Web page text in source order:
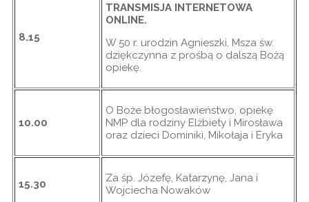
8.15
TRANSMISJA INTERNETOWA
ONLINE.
W 50 r. urodzin Agnieszki, Msza św.
dziękczynna z prośbą o dalszą Bożą
opiekę.
10.00
O Boże błogosławieństwo, opiekę
NMP dla rodziny Elżbiety i Mirosława
oraz dzieci Dominiki, Mikołaja i Eryka
15.30
Za śp. Józefę, Katarzynę, Jana i
Wojciecha Nowaków